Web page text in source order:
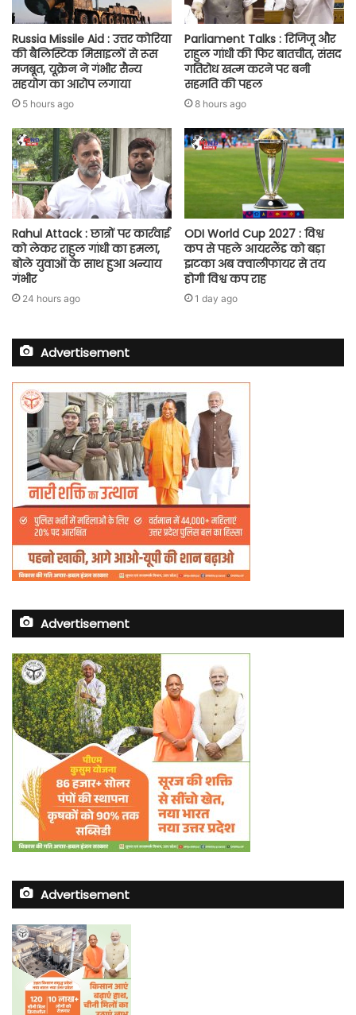
Russia Missile Aid : उत्तर कोरिया
की बैलिस्टिक मिसाइलों से रूस
मजबूत, यूक्रेन ने गंभीर सैन्य
सहयोग का आरोप लगाया
5 hours ago
Parliament Talks : रिजिजू और
राहुल गांधी की फिर बातचीत, संसद
गतिरोध खत्म करने पर बनी
सहमति की पहल
8 hours ago
Rahul Attack : छात्रों पर कार्रवाई
को लेकर राहुल गांधी का हमला,
बोले युवाओं के साथ हुआ अन्याय
गंभीर
24 hours ago
ODI World Cup 2027 : विश्व
कप से पहले आयरलैंड को बड़ा
झटका अब क्वालीफायर से तय
होगी विश्व कप राह
1 day ago
Advertisement
Advertisement
Advertisement